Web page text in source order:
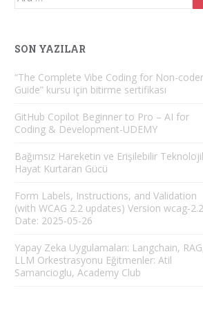
SON YAZILAR
“The Complete Vibe Coding for Non-
Guide” kursu için bitirme sertifikası
GitHub Copilot Beginner to Pro – AI for
Coding & Development-UDEMY
Bağımsız Hareketin ve Erişilebilir
Hayat Kurtaran Gücü
Form Labels, Instructions, and Validation
(with WCAG 2.2 updates) Version wcag-
Date: 2025-05-26
Yapay Zeka Uygulamaları: Langchain,
LLM Orkestrasyonu Eğitmenler: Atil
Samancioglu, Academy Club